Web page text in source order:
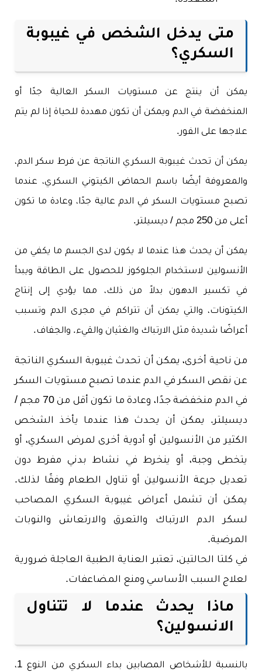
متى يدخل الشخص في غيبوبة
السكري؟
يمكن أن ينتج عن مستويات السكر العالية جدًا أو
المنخفضة في الدم ويمكن أن تكون مهددة للحياة إذا لم يتم
علاجها على الفور.
يمكن أن تحدث غيبوبة السكري الناتجة عن فرط سكر الدم،
والمعروفة أيضًا باسم الحماض الكيتوني السكري، عندما
تصبح مستويات السكر في الدم عالية جدًا، وعادة ما تكون
أعلى من 250 مجم / ديسيلتر.
يمكن أن يحدث هذا عندما لا يكون لدى الجسم ما يكفي من
الأنسولين لاستخدام الجلوكوز للحصول على الطاقة ويبدأ
في تكسير الدهون بدلاً من ذلك، مما يؤدي إلى إنتاج
الكيتونات، والتي يمكن أن تتراكم في مجرى الدم وتسبب
أعراضًا شديدة مثل الارتباك والغثيان والقيء. والجفاف.
من ناحية أخرى، يمكن أن تحدث غيبوبة السكري الناتجة
عن نقص السكر في الدم عندما تصبح مستويات السكر
في الدم منخفضة جدًا، وعادة ما تكون أقل من 70 مجم /
ديسيلتر. يمكن أن يحدث هذا عندما يأخذ الشخص
الكثير من الأنسولين أو أدوية أخرى لمرض السكري، أو
يتخطى وجبة، أو ينخرط في نشاط بدني مفرط دون
تعديل جرعة الأنسولين أو تناول الطعام وفقًا لذلك.
يمكن أن تشمل أعراض غيبوبة السكري المصاحب
لسكر الدم الارتباك والتعرق والارتعاش والنوبات
المرضية.
في كلتا الحالتين، تعتبر العناية الطبية العاجلة ضرورية
لعلاج السبب الأساسي ومنع المضاعفات.
ماذا يحدث عندما لا تتناول
الانسولين؟
بالنسبة للأشخاص المصابين بداء السكري من النوع 1،